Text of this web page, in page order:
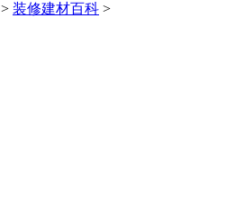
> 装修建材百科 >